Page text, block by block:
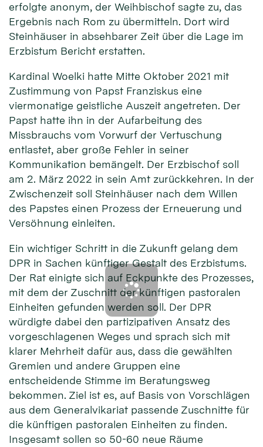
erfolgte anonym, der Weihbischof sagte zu, das
Ergebnis nach Rom zu übermitteln. Dort wird
Steinhäuser in absehbarer Zeit über die Lage im
Erzbistum Bericht erstatten.
Kardinal Woelki hatte Mitte Oktober 2021 mit
Zustimmung von Papst Franziskus eine
viermonatige geistliche Auszeit angetreten. Der
Papst hatte ihn in der Aufarbeitung des
Missbrauchs vom Vorwurf der Vertuschung
entlastet, aber große Fehler in seiner
Kommunikation bemängelt. Der Erzbischof soll
am 2. März 2022 in sein Amt zurückkehren. In der
Zwischenzeit soll Steinhäuser nach dem Willen
des Papstes einen Prozess der Erneuerung und
Versöhnung einleiten.
Ein wichtiger Schritt in die Zukunft gelang dem
DPR in Sachen künftiger Gestalt des Erzbistums.
Der Rat einigte sich auf Eckpunkte des Prozesses,
mit dem der Zuschnitt der künftigen pastoralen
Einheiten gefunden werden soll. Der DPR
würdigte dabei den partizipativen Ansatz des
vorgeschlagenen Weges und sprach sich mit
klarer Mehrheit dafür aus, dass die gewählten
Gremien und andere Gruppen eine
entscheidende Stimme im Beratungsweg
bekommen. Ziel ist es, auf Basis von Vorschlägen
aus dem Generalvikariat passende Zuschnitte für
die künftigen pastoralen Einheiten zu finden.
Insgesamt sollen so 50-60 neue Räume